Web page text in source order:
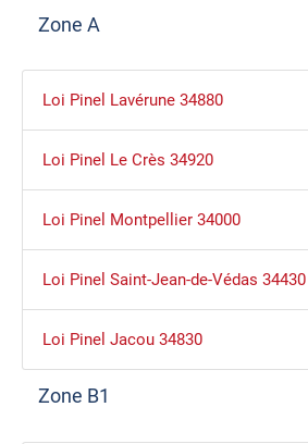
Zone A
Loi Pinel Lavérune 34880
Loi Pinel Le Crès 34920
Loi Pinel Montpellier 34000
Loi Pinel Saint-Jean-de-Védas 34430
Loi Pinel Jacou 34830
Zone B1